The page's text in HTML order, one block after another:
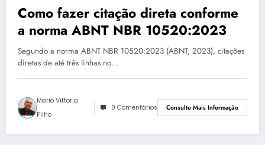
Como fazer citação direta conforme
a norma ABNT NBR 10520:2023
Segundo a norma ABNT NBR 10520:2023 (ABNT, 2023), citações
diretas de até três linhas no…
Mario Vittoria
Filho
0 Comentários Consulte Mais Informação